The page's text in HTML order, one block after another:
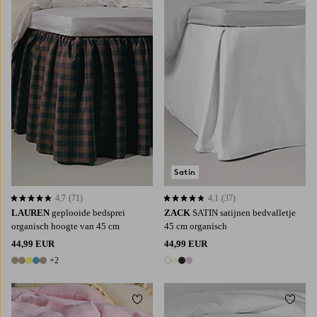
LAUREN geplooide bedsprei
organisch hoogte van 45 cm
44,99 EUR
7 kleuren
+2
4,7 op basis van 71 beoordelingen
4,7 (71)
90X200 120X200140X200160X200
180X200
ZACK SATIN satijnen bedvalletje
45 cm organisch
44,99 EUR
4 kleuren
4,1 op basis van 37 beoordelingen
4,1 (37)
Satin
90X200120X200
180X200
Toevoegen aan favorieten